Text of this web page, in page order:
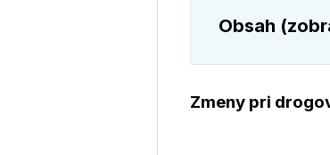
Obsah
Zmeny pri